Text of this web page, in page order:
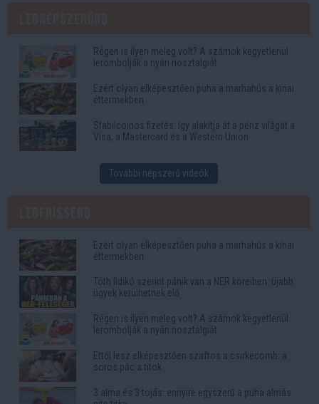
Régen is ilyen meleg volt? A számok kegyetlenül
lerombolják a nyári nosztalgiát
Ezért olyan elképesztően puha a marhahús a kínai
éttermekben
Stabilcoinos fizetés: így alakítja át a pénz világát a
Visa, a Mastercard és a Western Union
További népszerű videók
Ezért olyan elképesztően puha a marhahús a kínai
éttermekben
Tóth Ildikó szerint pánik van a NER köreiben: újabb
ügyek kerülhetnek elő
Régen is ilyen meleg volt? A számok kegyetlenül
lerombolják a nyári nosztalgiát
Ettől lesz elképesztően szaftos a csirkecomb: a
sörös pác a titok
3 alma és 3 tojás: ennyire egyszerű a puha almás